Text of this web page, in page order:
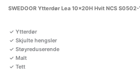
SWEDOOR Ytterdør Lea 10x20H Hvit NCS S0502-
Ytterdør
Skjulte hengsler
Støyreduserende
Malt
Tett